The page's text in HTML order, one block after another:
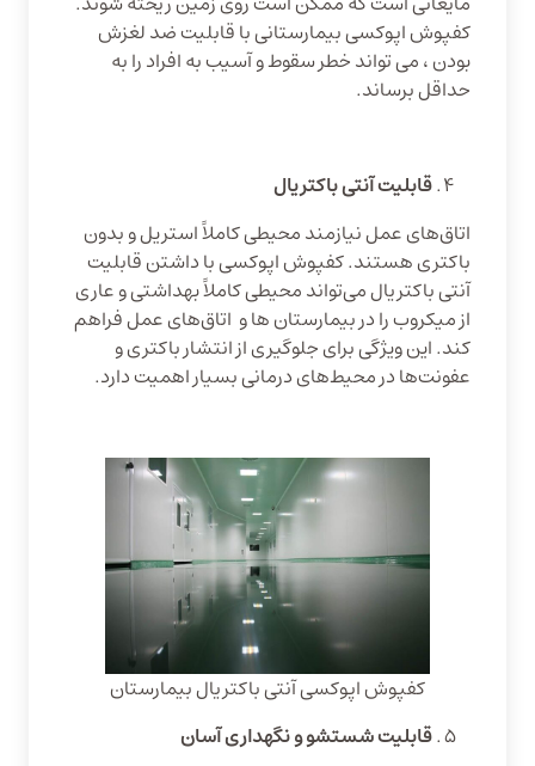
کفپوش اپوکسی بیمارستانی با قابلیت ضد لغزش
بودن ، می تواند خطر سقوط و آسیب به افراد را به
حداقل برساند.
قابلیت آنتی باکتریال
اتاق‌های عمل نیازمند محیطی کاملاً استریل و بدون
باکتری هستند. کفپوش اپوکسی با داشتن قابلیت
آنتی باکتریال می‌تواند محیطی کاملاً بهداشتی و عاری
از میکروب را در بیمارستان ها و اتاق‌های عمل فراهم
کند. این ویژگی برای جلوگیری از انتشار باکتری و
عفونت‌ها در محیط‌های درمانی بسیار اهمیت دارد.
کفپوش اپوکسی آنتی باکتریال بیمارستان
قابلیت شستشو و نگهداری آسان